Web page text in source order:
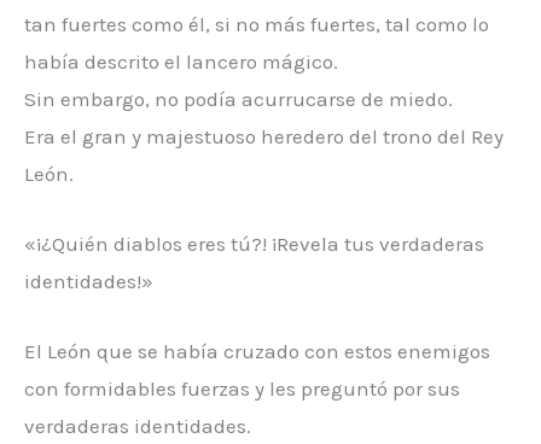
tan fuertes como él, si no más fuertes, tal como lo
había descrito el lancero mágico.
Sin embargo, no podía acurrucarse de miedo.
Era el gran y majestuoso heredero del trono del Rey
León.
«¡¿Quién diablos eres tú?! ¡Revela tus verdaderas
identidades!»
El León que se había cruzado con estos enemigos
con formidables fuerzas y les preguntó por sus
verdaderas identidades.